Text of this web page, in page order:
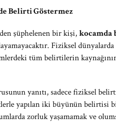
Belirti Göstermez
şüphelenen bir kişi,kocamda
Fiziksel
tüm belirtilerin
yanıtı, sadece fiziksel
yapılan iki büyünün belirtisi
zorluk yaşamamak ve